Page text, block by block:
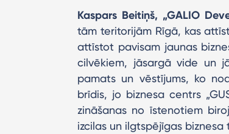
Kaspars Beitiņš, „GALIO
tām teritorijām Rīgā, kas
attīstot pavisam jaunas
cilvēkiem, jāsargā vide un
pamats un vēstījums, ko
brīdis, jo biznesa centrs
zināšanas no īstenotiem
izcilas un ilgtspējīgas biznesa